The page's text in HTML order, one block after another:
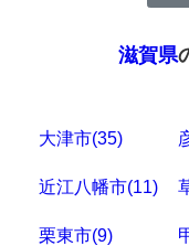
滋賀県
大津市(35)
近江八幡市(11)
栗東市(9)